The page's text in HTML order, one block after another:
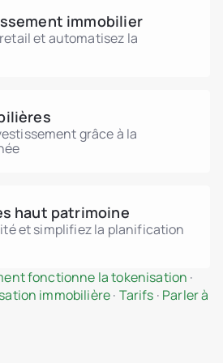
immobilier
et automatisez la
grâce à la
haut patrimoine
et simplifiez la planification
fonctionne la tokenisation ·
immobilière· Tarifs · Parler à